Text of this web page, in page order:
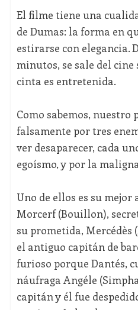
El filme tiene una
de Dumas: la forma en
estirarse con elegancia.
minutos, se sale del cine
cinta es entretenida.
Como sabemos, nuestro
falsamente por tres
ver desaparecer, cada
egoísmo, y por la
Uno de ellos es su mejor
Morcerf (Bouillon),
su prometida, Mercédès
el antiguo capitán de
furioso porque Dantés,
náufraga Angéle
capitán y él fue